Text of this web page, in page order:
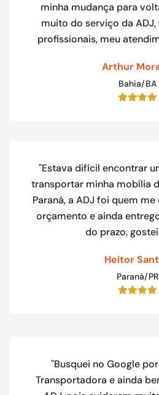
minha mudança para
muito do serviço da
profissionais, meu
Arthur
Bahia/BA
"Estava difícil encontrar
transportar minha mobília
Paraná, a ADJ foi quem
orçamento e ainda
do prazo,
Heitor
Paraná/PR
"Busquei no Google
Transportadora e ainda